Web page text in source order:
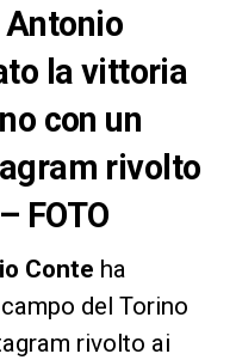
Antonio
la vittoria
con un
rivolto
FOTO
Conte ha
del Torino
rivolto ai